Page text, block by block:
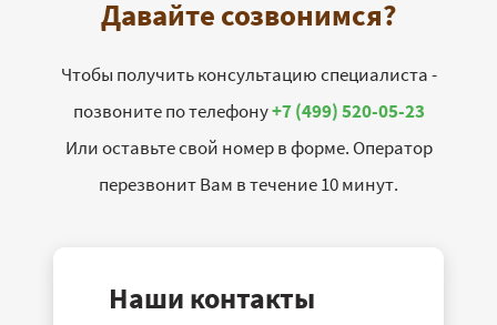
Давайте созвонимся?
Чтобы получить консультацию специалиста -
позвоните по телефону+7 (499) 520-05-23
Или оставьте свой номер в форме. Оператор
перезвонит Вам в течение 10 минут.
Наши контакты